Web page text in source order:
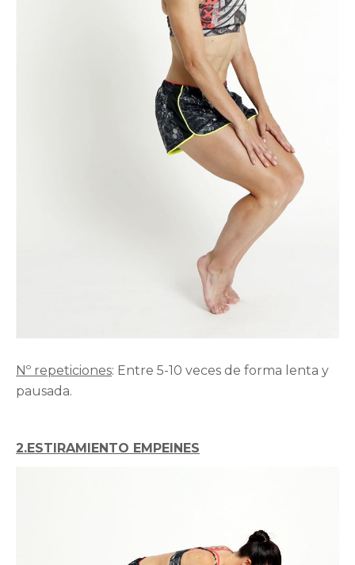
Nº repeticiones: Entre 5-10 veces de forma lenta y
pausada.
2.ESTIRAMIENTO EMPEINES